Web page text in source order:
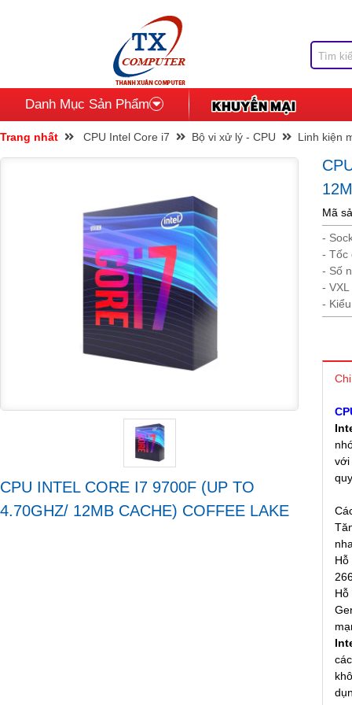
Danh Mục Sản Phẩm
Trang nhất CPU Intel Core i7 Bộ vi xử lý - CPU Linh kiện
CPU INTEL CORE I7 9700F (UP TO
4.70GHZ/ 12MB CACHE) COFFEE LAKE
Mã
-
- Tốc
- Số
-
-
với
Hỗ